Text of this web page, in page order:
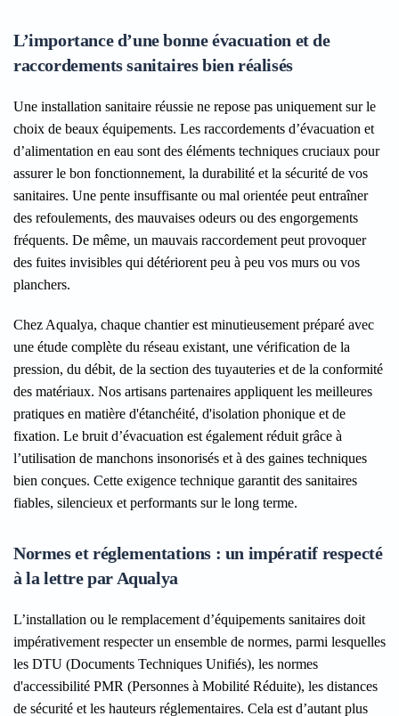
L’importance d’une bonne évacuation et de
raccordements sanitaires bien réalisés
Une installation sanitaire réussie ne repose pas uniquement sur le
choix de beaux équipements. Les raccordements d’évacuation et
d’alimentation en eau sont des éléments techniques cruciaux pour
assurer le bon fonctionnement, la durabilité et la sécurité de vos
sanitaires. Une pente insuffisante ou mal orientée peut entraîner
des refoulements, des mauvaises odeurs ou des engorgements
fréquents. De même, un mauvais raccordement peut provoquer
des fuites invisibles qui détériorent peu à peu vos murs ou vos
planchers.
Chez Aqualya, chaque chantier est minutieusement préparé avec
une étude complète du réseau existant, une vérification de la
pression, du débit, de la section des tuyauteries et de la conformité
des matériaux. Nos artisans partenaires appliquent les meilleures
pratiques en matière d'étanchéité, d'isolation phonique et de
fixation. Le bruit d’évacuation est également réduit grâce à
l’utilisation de manchons insonorisés et à des gaines techniques
bien conçues. Cette exigence technique garantit des sanitaires
fiables, silencieux et performants sur le long terme.
Normes et réglementations : un impératif respecté
à la lettre par Aqualya
L’installation ou le remplacement d’équipements sanitaires doit
impérativement respecter un ensemble de normes, parmi lesquelles
les DTU (Documents Techniques Unifiés), les normes
d'accessibilité PMR (Personnes à Mobilité Réduite), les distances
de sécurité et les hauteurs réglementaires. Cela est d’autant plus